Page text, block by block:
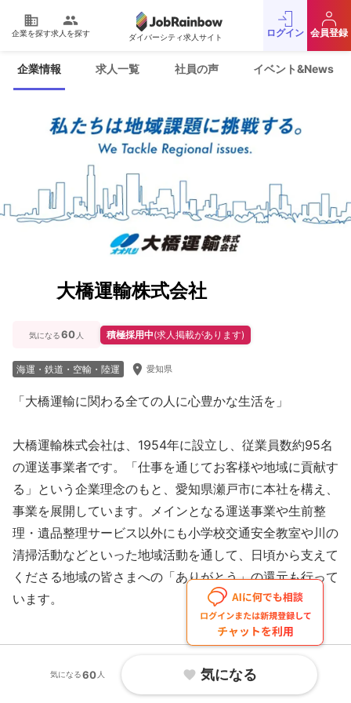
domain
企業を探す
people
求人を探す ダイバーシティ求人サイト ログイン 会員登録
気になる60 人 favorite 気になる
企業情報 求人一覧 社員の声 イベント&News
大橋運輸株式会社
気になる60 人 積極採用中(求人掲載があります)
海運・鉄道・空輸・陸運 room 愛知県
「大橋運輸に関わる全ての人に心豊かな生活を」
大橋運輸株式会社は、1954年に設立し、従業員数約95名
の運送事業者です。「仕事を通じてお客様や地域に貢献す
る」という企業理念のもと、愛知県瀬戸市に本社を構え、
事業を展開しています。メインとなる運送事業や生前整
理・遺品整理サービス以外にも小学校交通安全教室や川の
清掃活動などといった地域活動を通して、日頃から支えて
くださる地域の皆さまへの「ありがとう」の還元も行って
います。
プライバシーポリシー
採用をお考えの企業様
JobRainbow MAGAZINE
© 2016 JobRainbow Co.,Ltd.